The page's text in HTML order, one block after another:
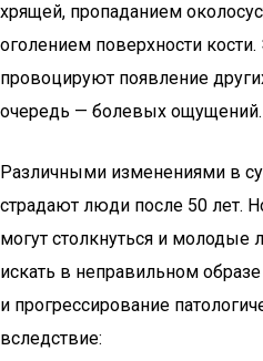
хрящей, пропаданием
оголением поверхности
провоцируют появление
очередь — болевых ощущений.
Различными изменениями в
страдают люди после 50 лет.
могут столкнуться и молодые
искать в неправильном
и прогрессирование
вследствие: